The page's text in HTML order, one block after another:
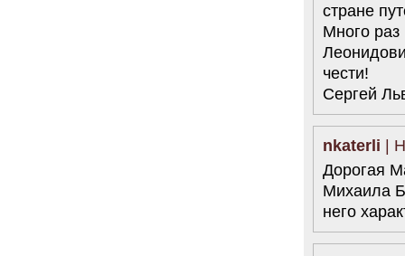
стране
Много
чести!
Сергей
nkaterli |
Дорогая
Михаила
него